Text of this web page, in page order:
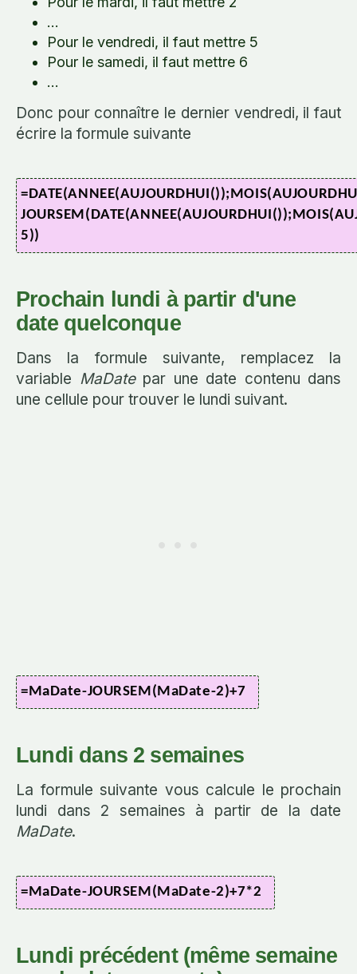
...
Pour le vendredi, il faut mettre 5
Pour le samedi, il faut mettre 6
...
Donc pour connaître le dernier vendredi, il faut
écrire la formule suivante
5))
Prochain lundi à partir d'une
date quelconque
Dans la formule suivante, remplacez la
variable MaDate par une date contenu dans
une cellule pour trouver le lundi suivant.
=MaDate-JOURSEM(MaDate-2)+7
Lundi dans 2 semaines
La formule suivante vous calcule le prochain
lundi dans 2 semaines à partir de la date
MaDate.
=MaDate-JOURSEM(MaDate-2)+7*2
Lundi précédent (même semaine